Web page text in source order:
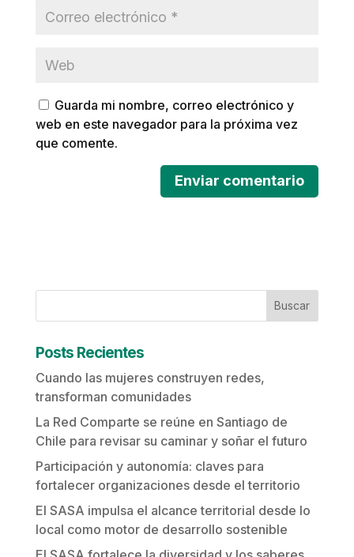
Guarda mi nombre, correo electrónico y
web en este navegador para la próxima vez
que comente.
Buscar
Posts Recientes
Cuando las mujeres construyen redes,
transforman comunidades
La Red Comparte se reúne en Santiago de
Chile para revisar su caminar y soñar el futuro
Participación y autonomía: claves para
fortalecer organizaciones desde el territorio
El SASA impulsa el alcance territorial desde lo
local como motor de desarrollo sostenible